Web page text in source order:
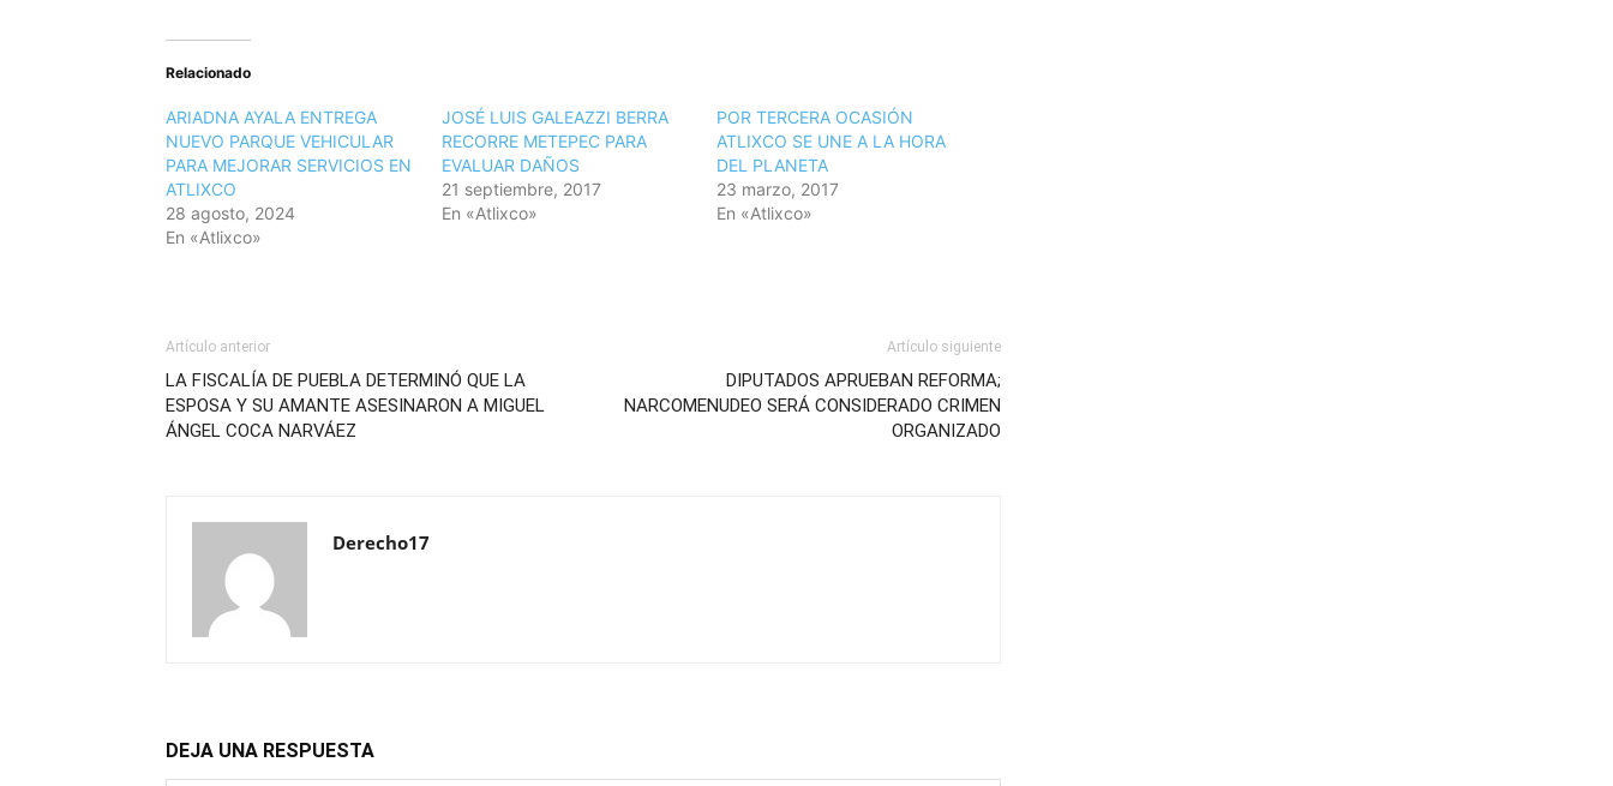
Relacionado
ARIADNA AYALA ENTREGA
NUEVO PARQUE VEHICULAR
PARA MEJORAR SERVICIOS EN
ATLIXCO
28 agosto, 2024
En «Atlixco»
JOSÉ LUIS GALEAZZI BERRA
RECORRE METEPEC PARA
EVALUAR DAÑOS
21 septiembre, 2017
En «Atlixco»
POR TERCERA OCASIÓN
ATLIXCO SE UNE A LA HORA
DEL PLANETA
23 marzo, 2017
En «Atlixco»
Artículo anterior
LA FISCALÍA DE PUEBLA DETERMINÓ QUE LA
ESPOSA Y SU AMANTE ASESINARON A MIGUEL
ÁNGEL COCA NARVÁEZ
Artículo siguiente
DIPUTADOS APRUEBAN REFORMA;
NARCOMENUDEO SERÁ CONSIDERADO CRIMEN
ORGANIZADO
Derecho17
DEJA UNA RESPUESTA